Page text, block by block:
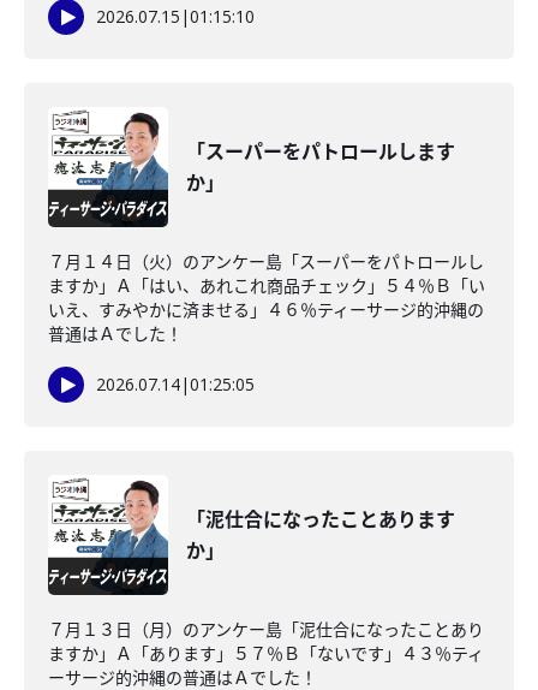
2026.07.15 |01:15:10
「スーパーをパトロールします
か」
７月１４日（火）のアンケー島「スーパーをパトロールし
ますか」Ａ「はい、あれこれ商品チェック」５４％Ｂ「い
いえ、すみやかに済ませる」４６％ティーサージ的沖縄の
普通はＡでした！
2026.07.14|01:25:05
「泥仕合になったことあります
か」
７月１３日（月）のアンケー島「泥仕合になったことあり
ますか」Ａ「あります」５７％Ｂ「ないです」４３％ティ
ーサージ的沖縄の普通はＡでした！